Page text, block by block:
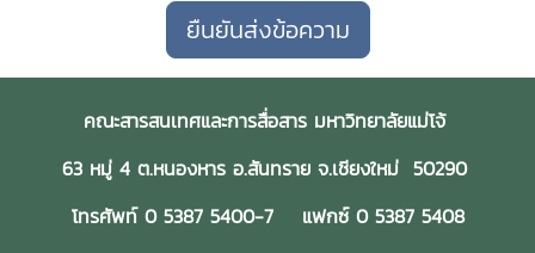
คณะสารสนเทศและการสื่อสาร มหาวิทยาลัยแม่โจ้
63 หมู่ 4 ต.หนองหาร อ.สันทราย จ.เชียงใหม่ 50290
โทรศัพท์ 0 5387 5400-7 แฟกซ์ 0 5387 5408